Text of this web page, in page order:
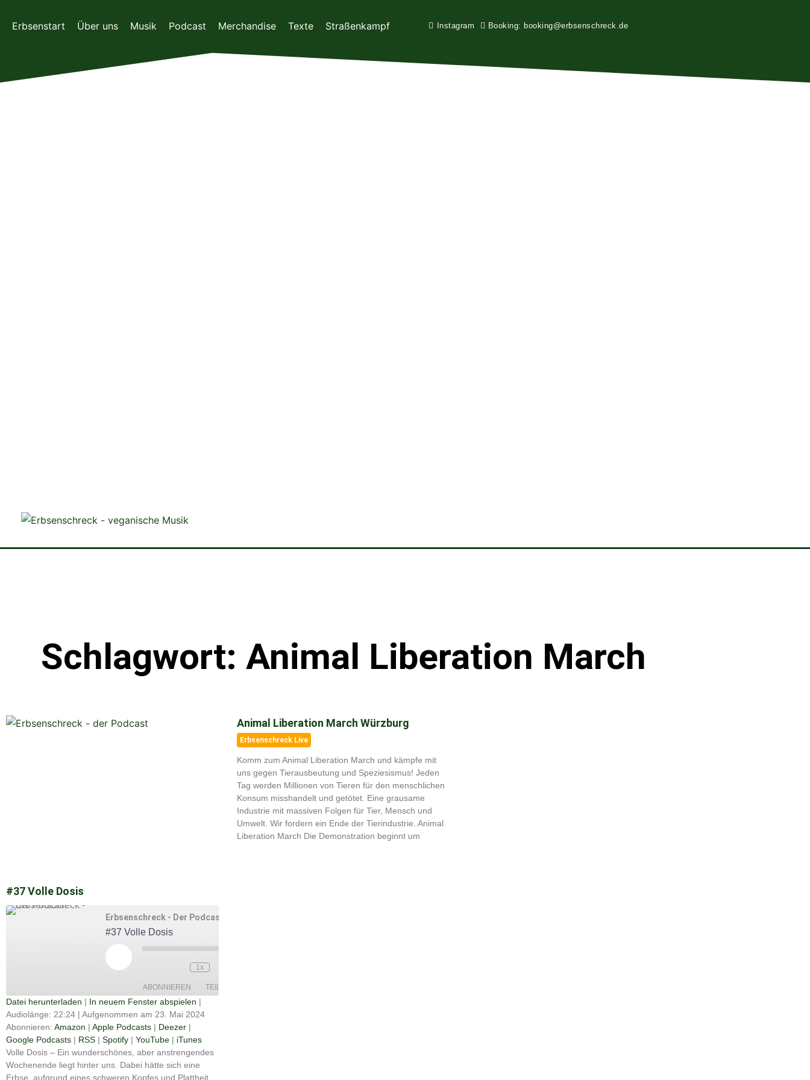
InhaltErbsenstart Über uns Musik Podcast Merchandise Texte Straßenkampf Instagram Booking: booking@erbsenschreck.de
Schlagwort: Animal Liberation March
#37 Volle Dosis
Erbsenschreck - Der Podcast
#37 Volle Dosis
1x
ABONNIEREN
TEILEN
Amazon
Apple
Podcasts
Google
Podcasts
RSS Spotify
TEILEN
LINK
EMBED
Datei herunterladen | In neuem Fenster abspielen |
Audiolänge: 22:24 | Aufgenommen am 23. Mai 2024
Abonnieren: Amazon | Apple Podcasts | Deezer |
Google Podcasts | RSS | Spotify | YouTube | iTunes
Volle Dosis – Ein wunderschönes, aber anstrengendes
Wochenende liegt hinter uns. Dabei hätte sich eine
Erbse, aufgrund eines schweren Kopfes und Plattheit,
Animal Liberation March Würzburg
Erbsenschreck Live
Komm zum Animal Liberation March und kämpfe mit
uns gegen Tierausbeutung und Speziesismus! Jeden
Tag werden Millionen von Tieren für den menschlichen
Konsum misshandelt und getötet. Eine grausame
Industrie mit massiven Folgen für Tier, Mensch und
Umwelt. Wir fordern ein Ende der Tierindustrie. Animal
Liberation March Die Demonstration beginnt um